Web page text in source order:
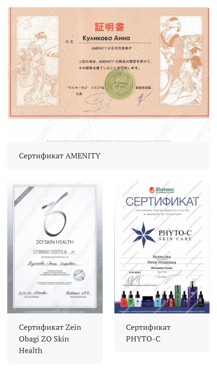
Сертификат AMENITY
Сертификат Zein
Obagi ZO Skin
Health
Сертификат
PHYTO-C